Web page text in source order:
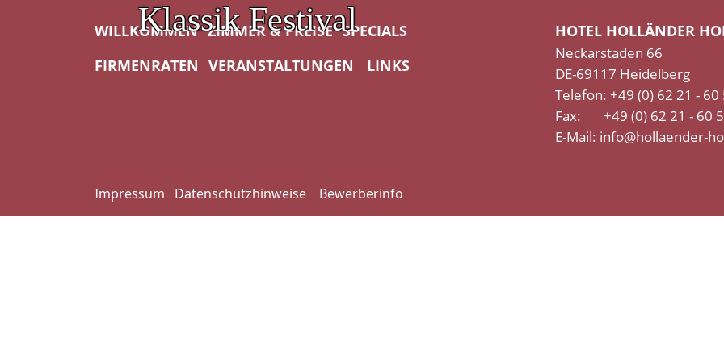
Klassik Festival
WILLKOMMEN ZIMMER & PREISE SPECIALS
FIRMENRATEN VERANSTALTUNGEN LINKS
HOTEL HOLLÄNDER
Neckarstaden 66
DE-69117 Heidelberg
Telefon: +49 (0) 62 21 - 60
Fax: +49 (0) 62 21 - 60
E-Mail: info@hollaender-
Impressum Datenschutzhinweise Bewerberinfo